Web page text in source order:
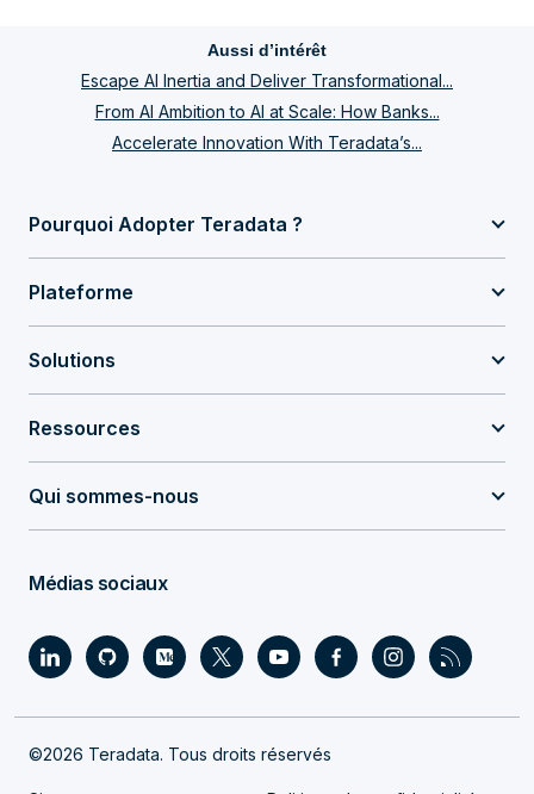
Aussi d’intérêt
Escape AI Inertia and Deliver Transformational...
From AI Ambition to AI at Scale: How Banks...
Accelerate Innovation With Teradata’s...
Pourquoi Adopter Teradata ?
Plateforme
Solutions
Ressources
Qui sommes-nous
Médias sociaux
©2026 Teradata. Tous droits réservés